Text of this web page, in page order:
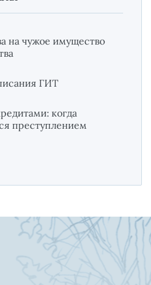
на чужое имущество
ГИТ
когда
преступлением